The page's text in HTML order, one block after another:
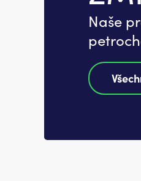
Naše